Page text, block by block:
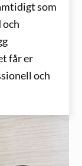
som
och
får er
och